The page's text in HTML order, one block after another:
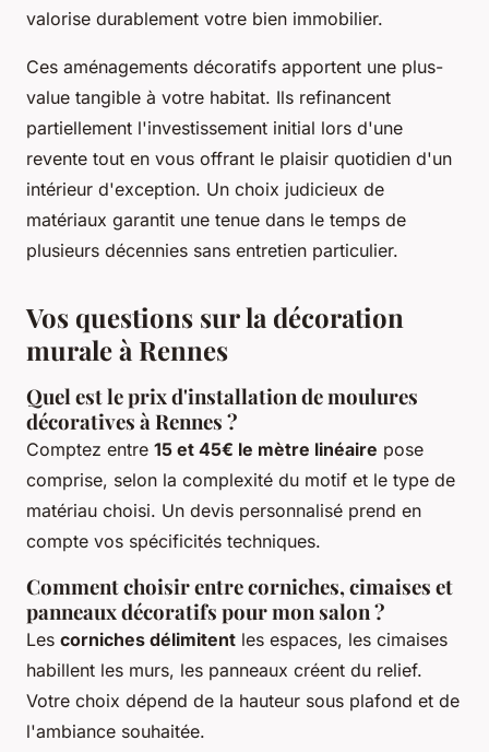
valorise durablement votre bien immobilier.
Ces aménagements décoratifs apportent une plus-
value tangible à votre habitat. Ils refinancent
partiellement l'investissement initial lors d'une
revente tout en vous offrant le plaisir quotidien d'un
intérieur d'exception. Un choix judicieux de
matériaux garantit une tenue dans le temps de
plusieurs décennies sans entretien particulier.
Vos questions sur la décoration
murale à Rennes
Quel est le prix d'installation de moulures
décoratives à Rennes ?
Comptez entre 15 et 45€ le mètre linéaire pose
comprise, selon la complexité du motif et le type de
matériau choisi. Un devis personnalisé prend en
compte vos spécificités techniques.
Comment choisir entre corniches, cimaises et
panneaux décoratifs pour mon salon ?
Les corniches délimitent les espaces, les cimaises
habillent les murs, les panneaux créent du relief.
Votre choix dépend de la hauteur sous plafond et de
l'ambiance souhaitée.